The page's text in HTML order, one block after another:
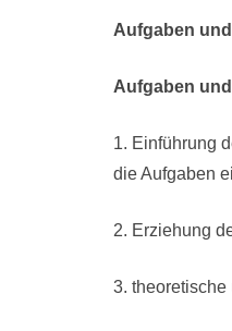
Aufgaben
Aufgaben
1. Einführung
die Aufgaben
2. Erziehung
3.